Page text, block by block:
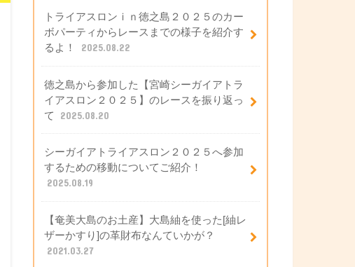
トライアスロンｉｎ徳之島２０２５のカー
ボパーティからレースまでの様子を紹介す
るよ！
2025.08.22
徳之島から参加した【宮崎シーガイアトラ
イアスロン２０２５】のレースを振り返っ
て
2025.08.20
シーガイアトライアスロン２０２５へ参加
するための移動についてご紹介！
2025.08.19
【奄美大島のお土産】大島紬を使った[紬レ
ザーかすり]の革財布なんていかが？
2021.03.27